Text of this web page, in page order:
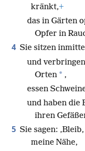
kränkt,+
das in Gärten
Opfer in
4 Sie sitzen
und
Orten * ,
essen
und haben die
ihren
5 Sie sagen:
meine Nähe,